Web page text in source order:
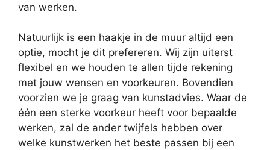
van werken.
Natuurlijk is een haakje in de muur altijd een
optie, mocht je dit prefereren. Wij zijn uiterst
flexibel en we houden te allen tijde rekening
met jouw wensen en voorkeuren. Bovendien
voorzien we je graag van kunstadvies. Waar de
één een sterke voorkeur heeft voor bepaalde
werken, zal de ander twijfels hebben over
welke kunstwerken het beste passen bij een